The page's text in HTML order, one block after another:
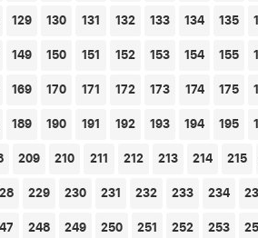
129 130 131 132 133 134 135
149 150 151 152 153 154 155
169 170 171 172 173 174 175
189 190 191 192 193 194 195
209 210 211 212 213 214 215
229 230 231 232 233 234
248 249 250 251 252 253